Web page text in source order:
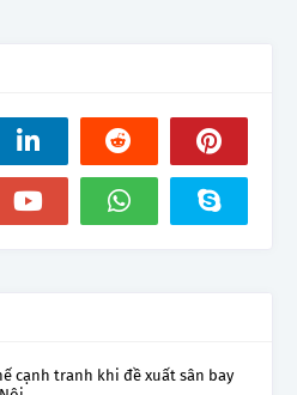
cạnh tranh khi đề xuất sân bay